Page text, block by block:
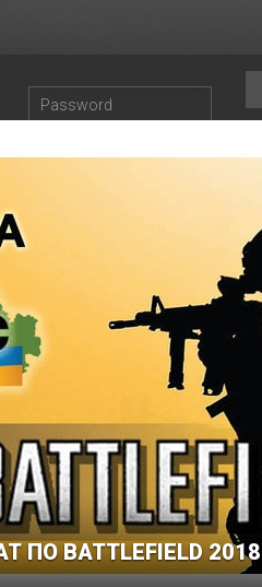
BATTLEFIELD 2018